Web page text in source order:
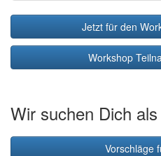
Jetzt für den
Workshop
Wir suchen Dich
Vorschläge